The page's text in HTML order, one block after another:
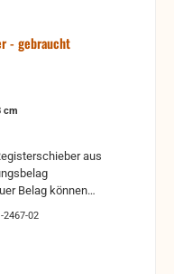
- gebraucht
cm
aus
Belag können
2467-02